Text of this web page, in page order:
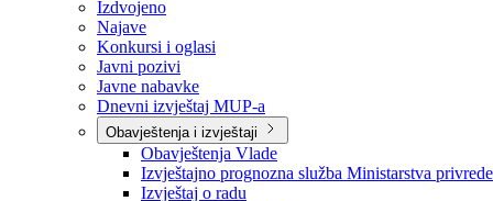
Aktuelno
Sve vijesti
Izdvojeno
Najave
Konkursi i oglasi
Javni pozivi
Javne nabavke
Dnevni izvještaj MUP-a
Obavještenja i izvještaji